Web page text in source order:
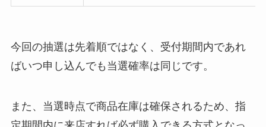
今回の抽選は先着順ではなく、受付期間内であれ
ばいつ申し込んでも当選確率は同じです。
また、当選時点で商品在庫は確保されるため、指